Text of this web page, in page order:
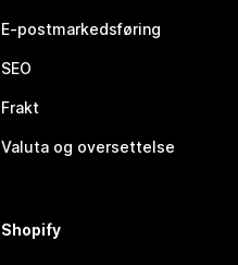
E-postmarkedsføring
SEO
Frakt
Valuta og oversettelse
Shopify